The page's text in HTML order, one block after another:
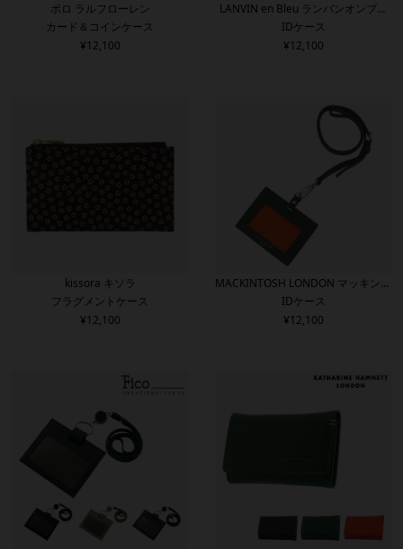
ポロ ラルフローレン
カード＆コインケース
¥12,100
LANVIN en Bleu ランバンオンブル
ー
IDケース
¥12,100
kissora キソラ
フラグメントケース
¥12,100
MACKINTOSH LONDON マッキント
ッシュロンドン
IDケース
¥12,100